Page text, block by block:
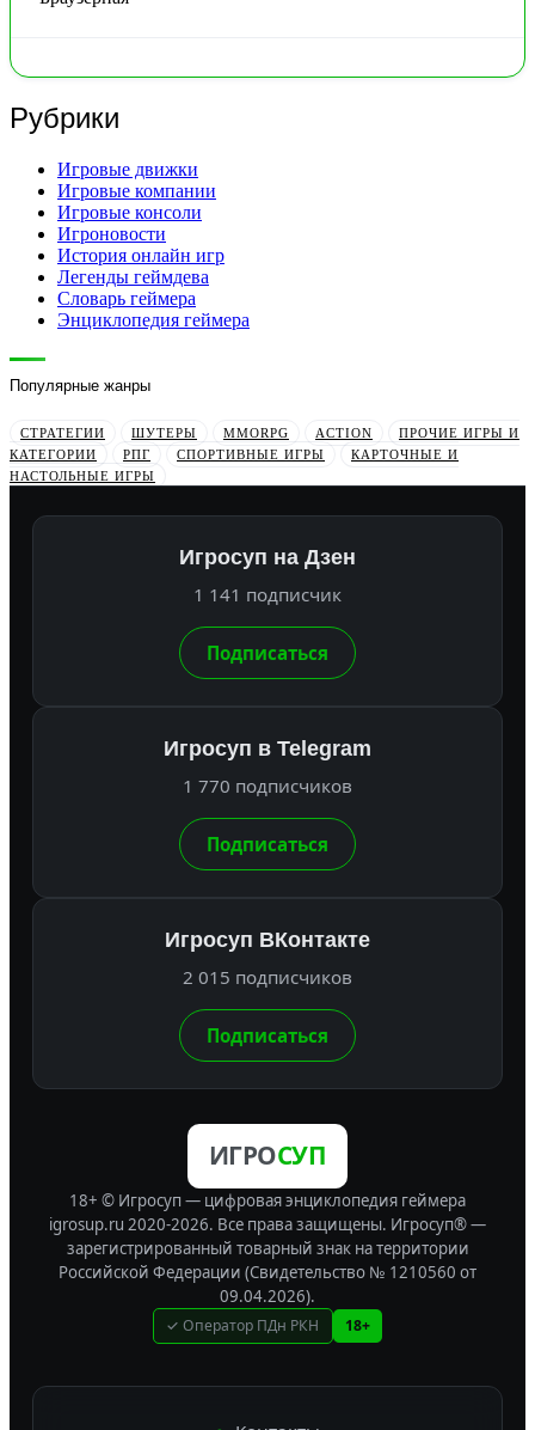
Рубрики
Игровые движки
Игровые компании
Игровые консоли
Игроновости
История онлайн игр
Легенды геймдева
Словарь геймера
Энциклопедия геймера
Популярные жанры
СТРАТЕГИИ ШУТЕРЫ MMORPG ACTION
ПРОЧИЕ ИГРЫ И
КАТЕГОРИИ
РПГ СПОРТИВНЫЕ ИГРЫ
КАРТОЧНЫЕ И
НАСТОЛЬНЫЕ ИГРЫ
Игросуп на Дзен
1 141 подписчик
Подписаться
Игросуп в Telegram
1 770 подписчиков
Подписаться
Игросуп ВКонтакте
2 015 подписчиков
Подписаться
ИГРОСУП
18+ © Игросуп — цифровая энциклопедия геймера
igrosup.ru 2020-2026. Все права защищены. Игросуп® —
зарегистрированный товарный знак на территории
Российской Федерации (Свидетельство № 1210560 от
09.04.2026).
✓ Оператор ПДн РКН 18+